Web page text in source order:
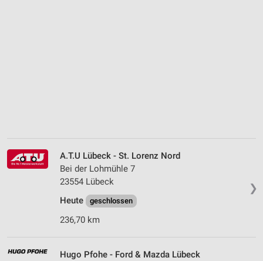
❯
A.T.U Lübeck - St. Lorenz Nord
Bei der Lohmühle 7
23554 Lübeck
Heute
geschlossen
236,70 km
Hugo Pfohe - Ford & Mazda Lübeck